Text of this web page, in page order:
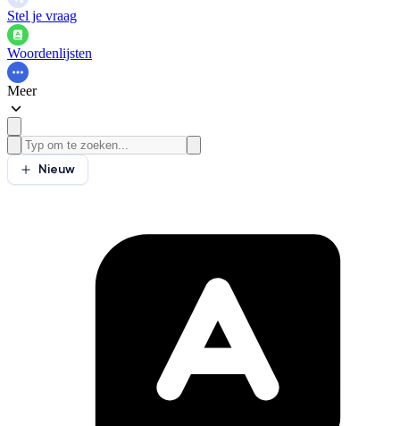
Stel je vraag
Woordenlijsten
Meer
Nieuw